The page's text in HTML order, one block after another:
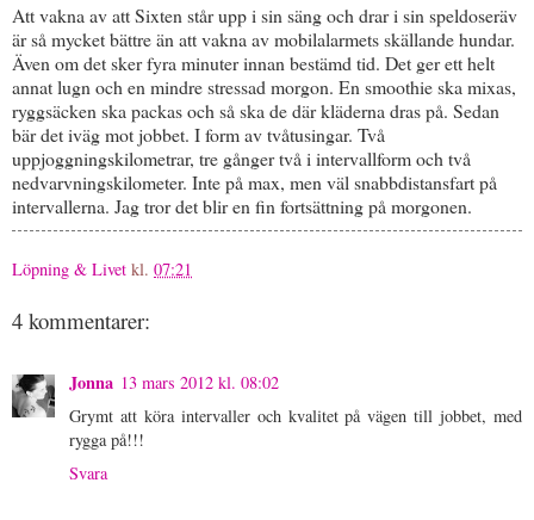
Att vakna av att Sixten står upp i sin säng och drar i sin speldoseräv
är så mycket bättre än att vakna av mobilalarmets skällande hundar.
Även om det sker fyra minuter innan bestämd tid. Det ger ett helt
annat lugn och en mindre stressad morgon. En smoothie ska mixas,
ryggsäcken ska packas och så ska de där kläderna dras på. Sedan
bär det iväg mot jobbet. I form av tvåtusingar. Två
uppjoggningskilometrar, tre gånger två i intervallform och två
nedvarvningskilometer. Inte på max, men väl snabbdistansfart på
intervallerna. Jag tror det blir en fin fortsättning på morgonen.
Löpning & Livet kl. 07:21
4 kommentarer:
Jonna 13 mars 2012 kl. 08:02
Grymt att köra intervaller och kvalitet på vägen till jobbet, med
rygga på!!!
Svara